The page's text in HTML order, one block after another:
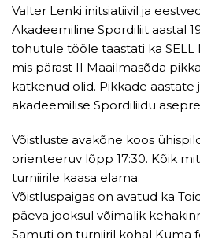
Valter Lenki initsiatiivil ja
Akadeemiline Spordiliit aastal
tohutule tööle taastati ka SELL
mis pärast II Maailmasõda
katkenud olid. Pikkade aastate
akadeemilise Spordiliidu
Võistluste avakõne koos
orienteeruv lõpp 17:30. Kõik
turniirile kaasa elama.
Võistluspaigas on avatud ka
päeva jooksul võimalik
Samuti on turniiril kohal Kuma